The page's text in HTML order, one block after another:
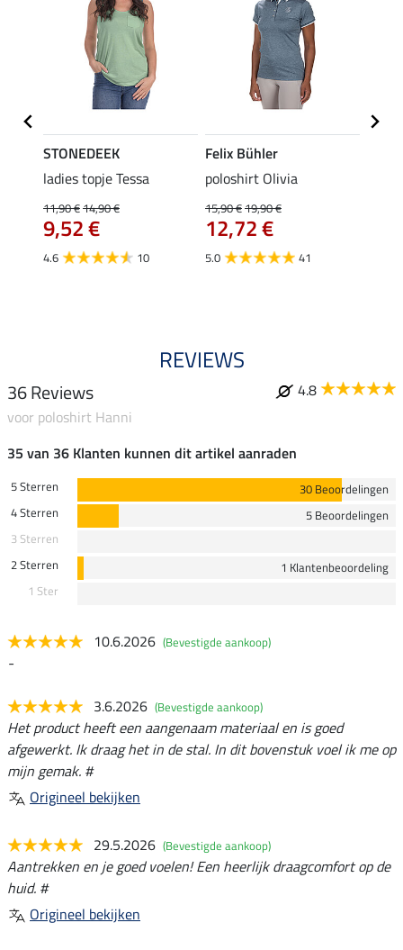
STONEDEEK
ladies topje Tessa
11,90 €14,90 €
9,52 €
4.6 10
Felix Bühler
poloshirt Olivia
15,90 €19,90 €
12,72 €
5.0 41
REVIEWS
36 Reviews
4.8
voor poloshirt Hanni
35 van 36 Klanten kunnen dit artikel aanraden
5 Sterren
30 Beoordelingen
4 Sterren
5 Beoordelingen
3 Sterren
2 Sterren
1 Klantenbeoordeling
1 Ster
10.6.2026 (Bevestigde aankoop)
-
3.6.2026 (Bevestigde aankoop)
Het product heeft een aangenaam materiaal en is goed
afgewerkt. Ik draag het in de stal. In dit bovenstuk voel ik me op
mijn gemak. #
Origineel bekijken
29.5.2026 (Bevestigde aankoop)
Aantrekken en je goed voelen! Een heerlijk draagcomfort op de
huid. #
Origineel bekijken